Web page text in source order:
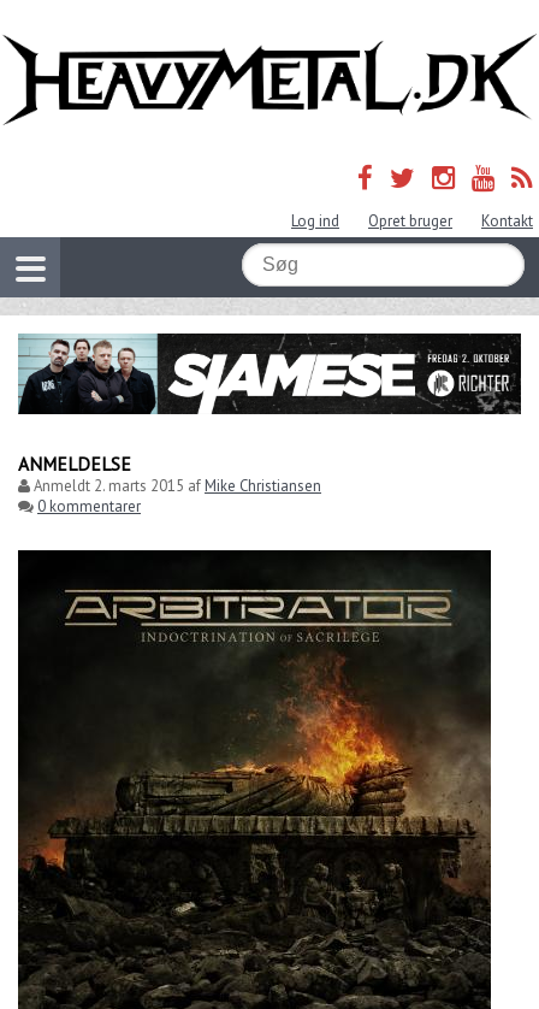
Log ind Opret bruger Kontakt
ANMELDELSE
Anmeldt 2. marts 2015 afMike Christiansen
0 kommentarer